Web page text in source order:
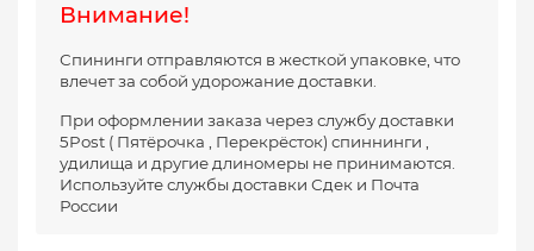
Внимание!
Спининги отправляются в жесткой упаковке, что
влечет за собой удорожание доставки.
При оформлении заказа через службу доставки
5Post ( Пятёрочка , Перекрёсток) спиннинги ,
удилища и другие длиномеры не принимаются.
Используйте службы доставки Сдек и Почта
России